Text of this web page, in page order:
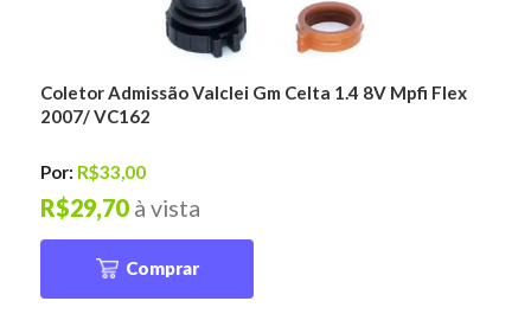
Coletor Admissão Valclei Gm Celta 1.4 8V Mpfi Flex
2007/ VC162
Por: R$33,00
à vista
R$29,70
Comprar